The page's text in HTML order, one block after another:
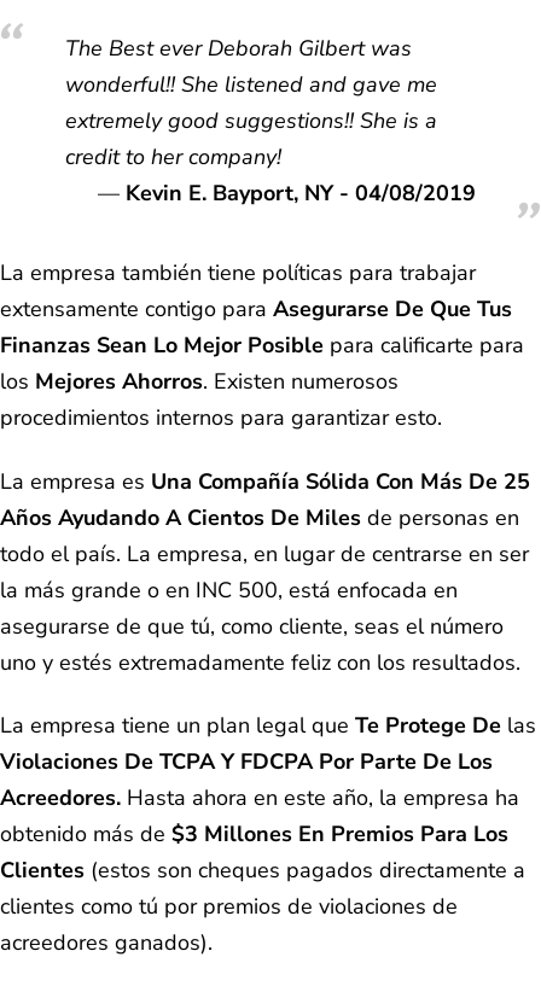
The Best ever Deborah Gilbert was
wonderful!! She listened and gave me
extremely good suggestions!! She is a
credit to her company!
Kevin E. Bayport, NY - 04/08/2019
La empresa también tiene políticas para trabajar
extensamente contigo para Asegurarse De Que Tus
Finanzas Sean Lo Mejor Posible para calificarte para
los Mejores Ahorros. Existen numerosos
procedimientos internos para garantizar esto.
La empresa es Una Compañía Sólida Con Más De 25
Años Ayudando A Cientos De Miles de personas en
todo el país. La empresa, en lugar de centrarse en ser
la más grande o en INC 500, está enfocada en
asegurarse de que tú, como cliente, seas el número
uno y estés extremadamente feliz con los resultados.
La empresa tiene un plan legal que Te Protege De las
Violaciones De TCPA Y FDCPA Por Parte De Los
Acreedores. Hasta ahora en este año, la empresa ha
obtenido más de $3 Millones En Premios Para Los
Clientes (estos son cheques pagados directamente a
clientes como tú por premios de violaciones de
acreedores ganados).